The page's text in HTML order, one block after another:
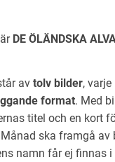
DE ÖLÄNDSKA
av tolv bilder,
format. Med
titel och en kort
ska framgå av
namn får ej finnas